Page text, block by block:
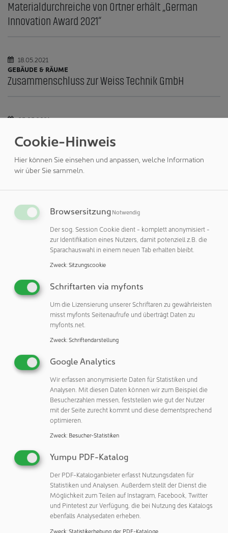
Materialdurchreiche von Ortner erhält „German
Innovation Award 2021“
18.05.2021
GEBÄUDE & RÄUME
Zusammenschluss zur Weiss Technik GmbH
05.05.2021
Reinraum-Erweiterung in Rekordtempo dank
Modularität
04.05.2021
GEBÄUDETECHNIK
Syntegon mit zahlreichen Innovationen auf der
ACHEMA Pulse
Schleusenmöbel im Reinraum
GEBÄUDE & RÄUME
geschlossenen Räumen
GEBÄUDE & RÄUME
Immer kleiner, immer feiner, immer reiner
weitere
Blick in die NEWSLETTER
Cookie-Hinweis
Hier können Sie einsehen und anpassen, welche Information
wir über Sie sammeln.
Browsersitzung Notwendig
Der sog. Session Cookie dient - komplett anonymisiert -
zur Identifikation eines Nutzers, damit potenziell z.B. die
Sparachauswahl in einem neuen Tab erhalten bleibt.
Zweck: Sitzungscookie
Schriftarten via myfonts
Um die Lizensierung unserer Schriftaren zu gewährleisten
misst myfonts Seitenaufrufe und überträgt Daten zu
myfonts.net.
Zweck: Schriftendarstellung
Google Analytics
Wir erfassen anonymisierte Daten für Statistiken und
Analysen. Mit diesen Daten können wir zum Beispiel die
Besucherzahlen messen, feststellen wie gut der Nutzer
mit der Seite zurecht kommt und diese dementsprechend
optimieren.
Zweck: Besucher-Statistiken
Yumpu PDF-Katalog
Der PDF-Kataloganbieter erfasst Nutzungsdaten für
Statistiken und Analysen. Außerdem stellt der Dienst die
Möglichkeit zum Teilen auf Instagram, Facebook, Twitter
und Pintetest zur Verfügung, die bei Nutzung des Katalogs
ebenfalls Analysedaten erheben.
Zweck: Statistikerhebung der PDF-Kataloge